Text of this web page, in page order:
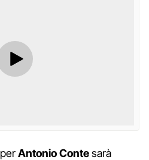
perAntonio Contesarà